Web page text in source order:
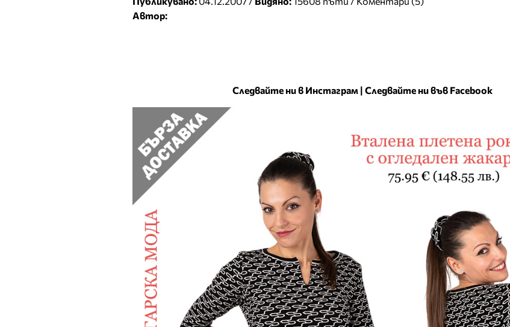
Автор:
Следвайте ни в Инстаграм | Следвайте ни във Facebook